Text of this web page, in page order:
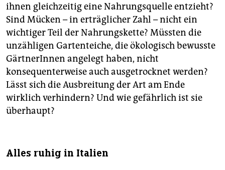
ihnen gleichzeitig eine Nahrungsquelle entzieht?
Sind Mücken – in erträglicher Zahl – nicht ein
wichtiger Teil der Nahrungskette? Müssten die
unzähligen Gartenteiche, die ökologisch bewusste
GärtnerInnen angelegt haben, nicht
konsequenterweise auch ausgetrocknet werden?
Lässt sich die Ausbreitung der Art am Ende
wirklich verhindern? Und wie gefährlich ist sie
überhaupt?
Alles ruhig in Italien